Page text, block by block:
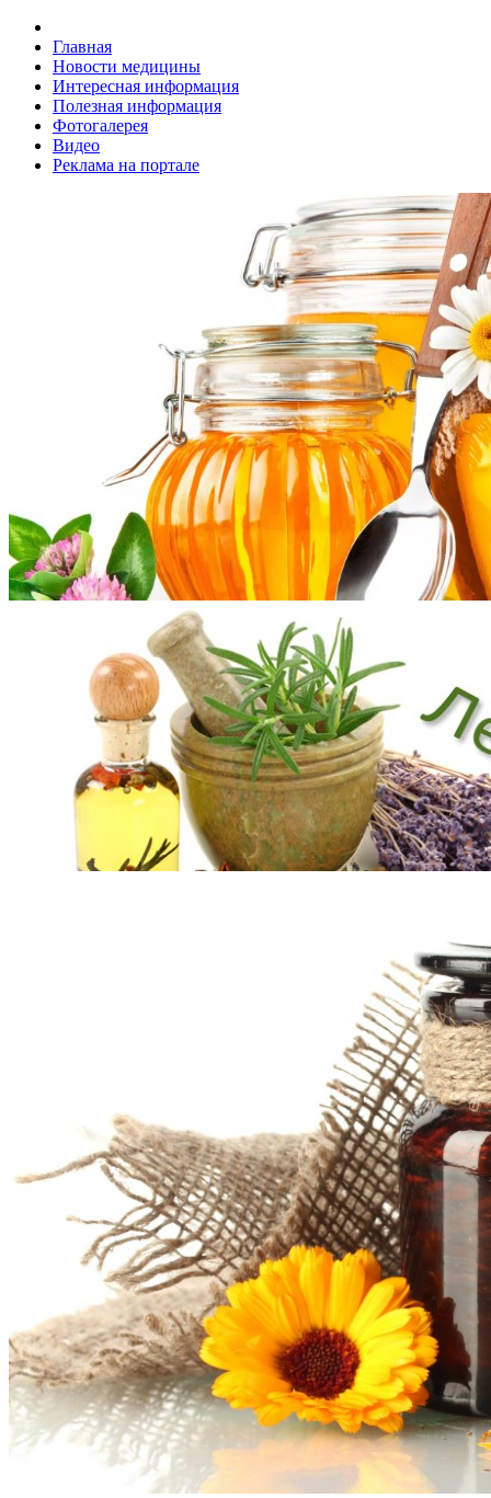
Главная
Новости медицины
Интересная информация
Полезная информация
Фотогалерея
Видео
Реклама на портале